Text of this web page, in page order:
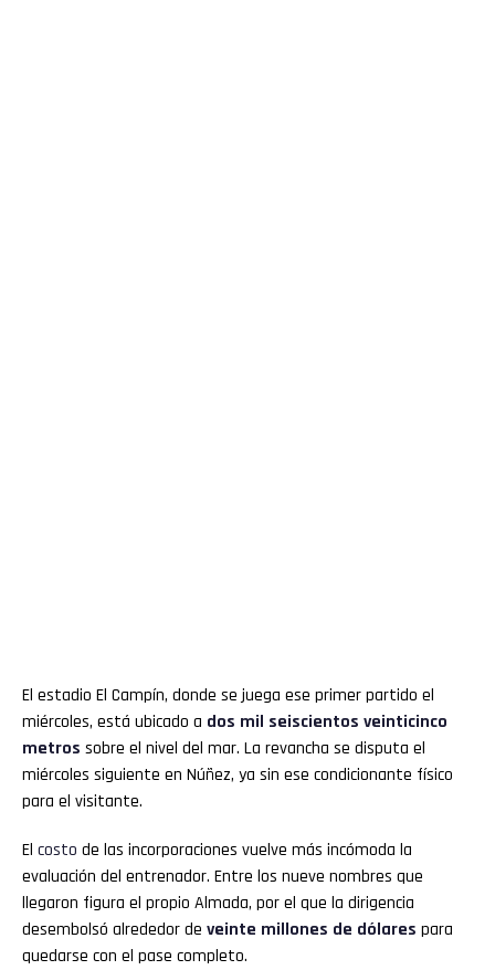
El estadio El Campín, donde se juega ese primer partido el
miércoles, está ubicado a dos mil seiscientos veinticinco
metros sobre el nivel del mar. La revancha se disputa el
miércoles siguiente en Núñez, ya sin ese condicionante físico
para el visitante.
El costo de las incorporaciones vuelve más incómoda la
evaluación del entrenador. Entre los nueve nombres que
llegaron figura el propio Almada, por el que la dirigencia
desembolsó alrededor de veinte millones de dólares para
quedarse con el pase completo.